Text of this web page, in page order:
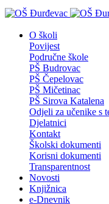
O školi
Povijest
Područne škole
PŠ Budrovac
PŠ Čepelovac
PŠ Mičetinac
PŠ Sirova Katalena
Odjeli za učenike s
Djelatnici
Kontakt
Školski dokumenti
Korisni dokumenti
Transparentnost
Novosti
Knjižnica
e-Dnevnik